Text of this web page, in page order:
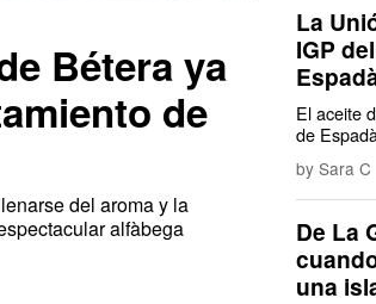
Bétera ya
de
del aroma y la
alfàbega
La
IGP
El aceite
de
bySara C
De La
una